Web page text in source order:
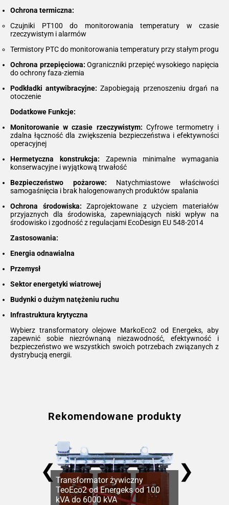
Ochrona termiczna:
Czujniki PT100 do monitorowania temperatury w czasie
rzeczywistym i alarmów
Termistory PTC do monitorowania temperatury przy stałym progu
Ochrona przepięciowa: Ograniczniki przepięć wysokiego napięcia
do ochrony faza-ziemia
Podkładki antywibracyjne: Zapobiegają przenoszeniu drgań na
otoczenie
Dodatkowe Funkcje:
Monitorowanie w czasie rzeczywistym: Cyfrowe termometry i
zdalna łączność dla zwiększenia bezpieczeństwa i efektywności
operacyjnej
Hermetyczna konstrukcja: Zapewnia minimalne wymagania
konserwacyjne i wyjątkową trwałość
Bezpieczeństwo pożarowe: Natychmiastowe właściwości
samogaśnięcia i brak halogenowanych produktów spalania
Ochrona środowiska: Zaprojektowane z użyciem materiałów
przyjaznych dla środowiska, zapewniających niski wpływ na
środowisko i zgodność z regulacjami EcoDesign EU 548-2014
Zastosowania:
Energia odnawialna
Przemysł
Sektor energetyki wiatrowej
Budynki o dużym natężeniu ruchu
Infrastruktura krytyczna
Wybierz transformatory olejowe MarkoEco2 od Energeks, aby
zapewnić sobie niezrównaną niezawodność, efektywność i
bezpieczeństwo we wszystkich swoich potrzebach związanych z
dystrybucją energii.
Rekomendowane produkty
❮Transformator żywiczny
TeoEco2 od Energeks od 100
kVA do 6000 kVA
❯